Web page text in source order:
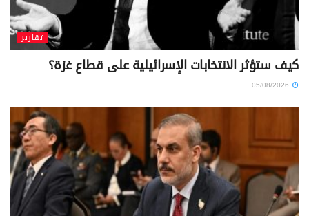
تقارير
كيف ستؤثر الانتخابات الإسرائيلية على قطاع غزة؟